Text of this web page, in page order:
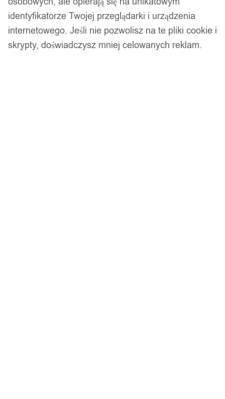
14 dni na zwrot
identyfikatorze Twojej przeglądarki i urządzenia
internetowego. Jeśli nie pozwolisz na te pliki cookie i
skrypty, doświadczysz mniej celowanych reklam.